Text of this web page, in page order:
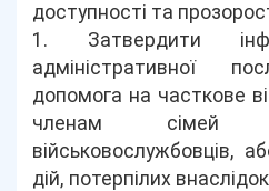
доступності та
1. Затвердити
адміністративної
допомога на часткове
членам сімей
військовослужбовців,
дій, потерпілих